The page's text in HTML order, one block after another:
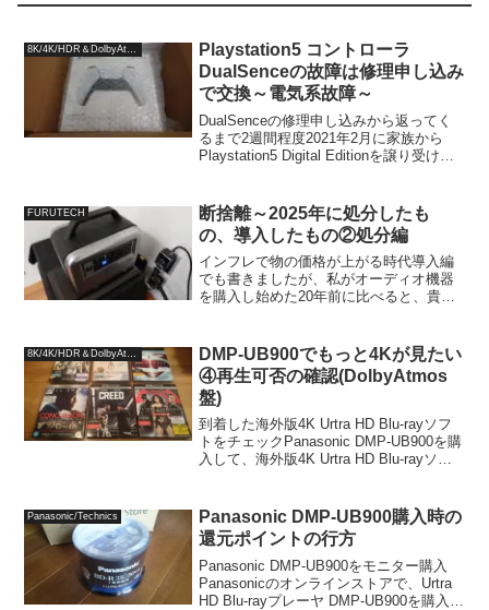
8K/4K/HDR＆DolbyAtmos
Playstation5 コントローラ
DualSenceの故障は修理申し込み
で交換～電気系故障～
DualSenceの修理申し込みから返ってく
るまで2週間程度2021年2月に家族から
Playstation5 Digital Editionを譲り受けて
きましたが...
FURUTECH
断捨離～2025年に処分したも
の、導入したもの②処分編
インフレで物の価格が上がる時代導入編
でも書きましたが、私がオーディオ機器
を購入し始めた20年前に比べると、貴金
ードはずいぶんと下がってしまいまし
た。30年続いた日本のデ...
DMP-UB900でもっと4Kが見たい
④再生可否の確認(DolbyAtmos
盤)
到着した海外版4K Urtra HD Blu-rayソフ
トをチェックPanasonic DMP-UB900を購
入して、海外版4K Urtra HD Blu-rayソフ
Panasonic/Technics
Panasonic DMP-UB900購入時の
還元ポイントの行方
Panasonic DMP-UB900をモニター購入
Panasonicのオンラインストアで、Urtra
HD Blu-rayプレーヤ DMP-UB900を購入し